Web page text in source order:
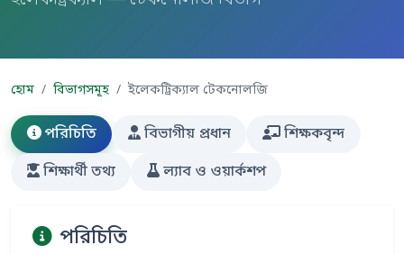
হোম বিভাগসমূহ ইলেকট্রিক্যাল টেকনোলজি
পরিচিতি বিভাগীয় প্রধান
শিক্ষকবৃন্দ
শিক্ষার্থী তথ্য
ল্যাব ও ওয়ার্কশপ
পরিচিতি